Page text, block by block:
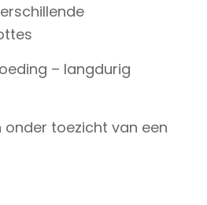
– langdurig
onder toezicht van een